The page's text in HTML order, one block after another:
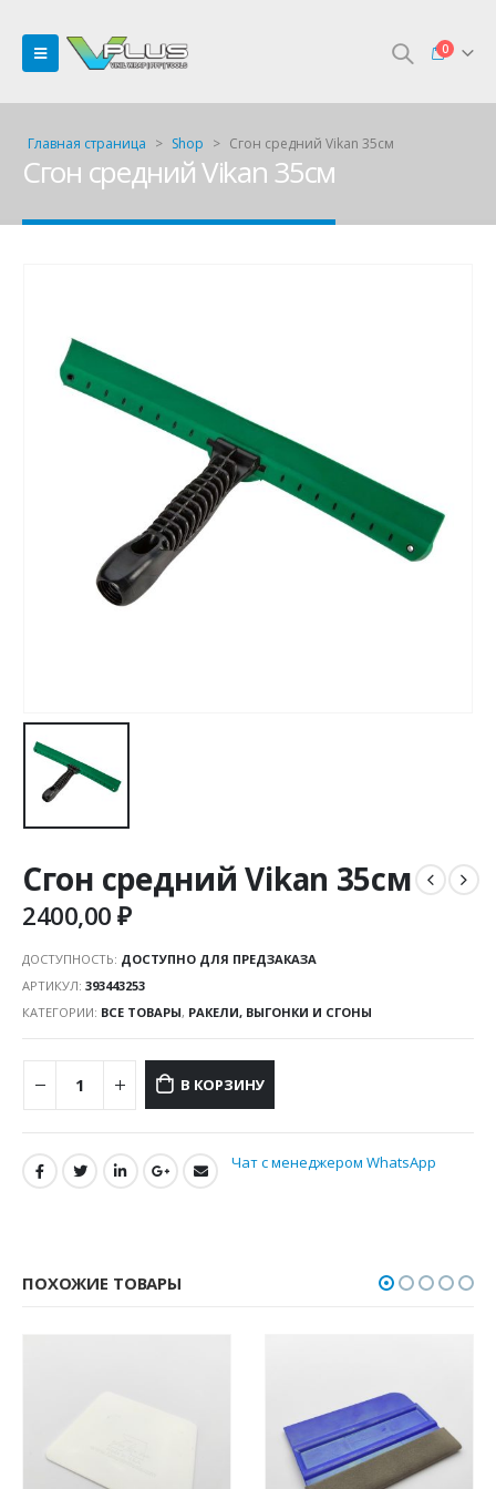
0
Главная страница > Shop > Сгон средний Vikan 35см
Сгон средний Vikan 35см
Сгон средний Vikan 35см
2400,00₽
ДОСТУПНОСТЬ: ДОСТУПНО ДЛЯ ПРЕДЗАКАЗА
АРТИКУЛ: 393443253
КАТЕГОРИИ: ВСЕ ТОВАРЫ, РАКЕЛИ, ВЫГОНКИ И СГОНЫ
В КОРЗИНУ
Чат с менеджером WhatsApp
ПОХОЖИЕ ТОВАРЫ